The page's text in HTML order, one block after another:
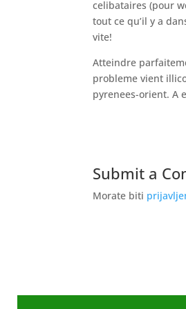
celibataires (pour
tout ce qu’il y a
vite!
Atteindre
probleme vient
pyrenees-orient. A
Submit a
Morate biti